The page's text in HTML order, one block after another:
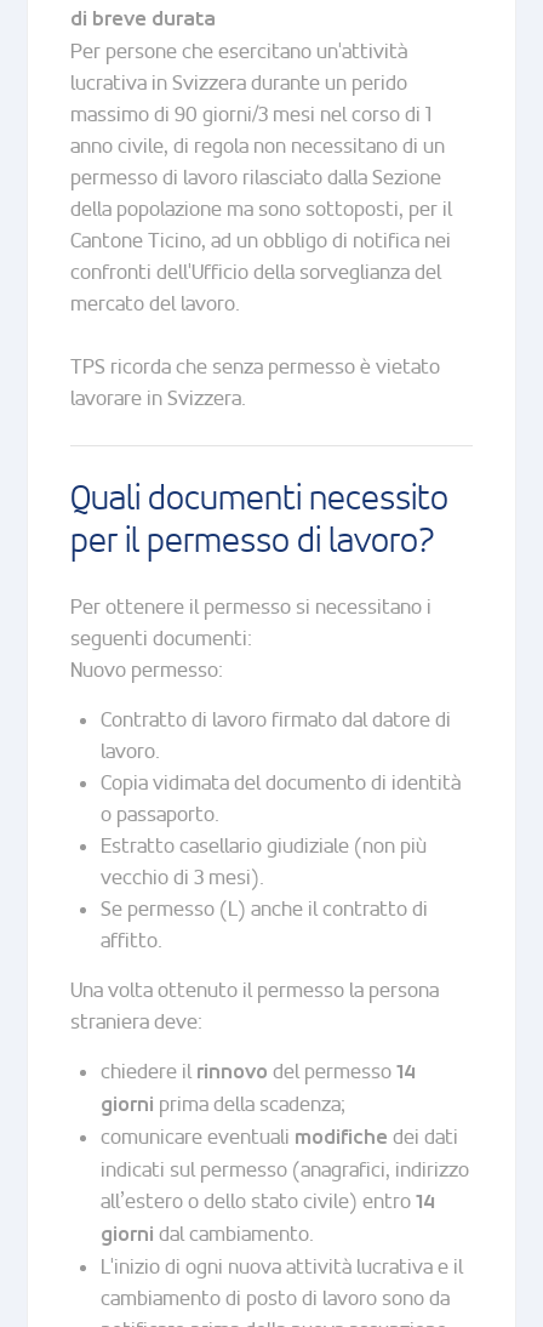
di breve durata
Per persone che esercitano un'attività
lucrativa in Svizzera durante un perido
massimo di 90 giorni/3 mesi nel corso di 1
anno civile, di regola non necessitano di un
permesso di lavoro rilasciato dalla Sezione
della popolazione ma sono sottoposti, per il
Cantone Ticino, ad un obbligo di notifica nei
confronti dell'Ufficio della sorveglianza del
mercato del lavoro.
TPS ricorda che senza permesso è vietato
lavorare in Svizzera.
Quali documenti necessito
per il permesso di lavoro?
Per ottenere il permesso si necessitano i
seguenti documenti:
Nuovo permesso:
Contratto di lavoro firmato dal datore di
lavoro.
Copia vidimata del documento di identità
o passaporto.
Estratto casellario giudiziale (non più
vecchio di 3 mesi).
Se permesso (L) anche il contratto di
affitto.
Una volta ottenuto il permesso la persona
straniera deve:
chiedere il rinnovodel permesso14
giorni prima della scadenza;
comunicare eventuali modifichedei dati
indicati sul permesso (anagrafici, indirizzo
all’estero o dello stato civile) entro14
giorni dal cambiamento.
L'inizio di ogni nuova attività lucrativa e il
cambiamento di posto di lavoro sono da